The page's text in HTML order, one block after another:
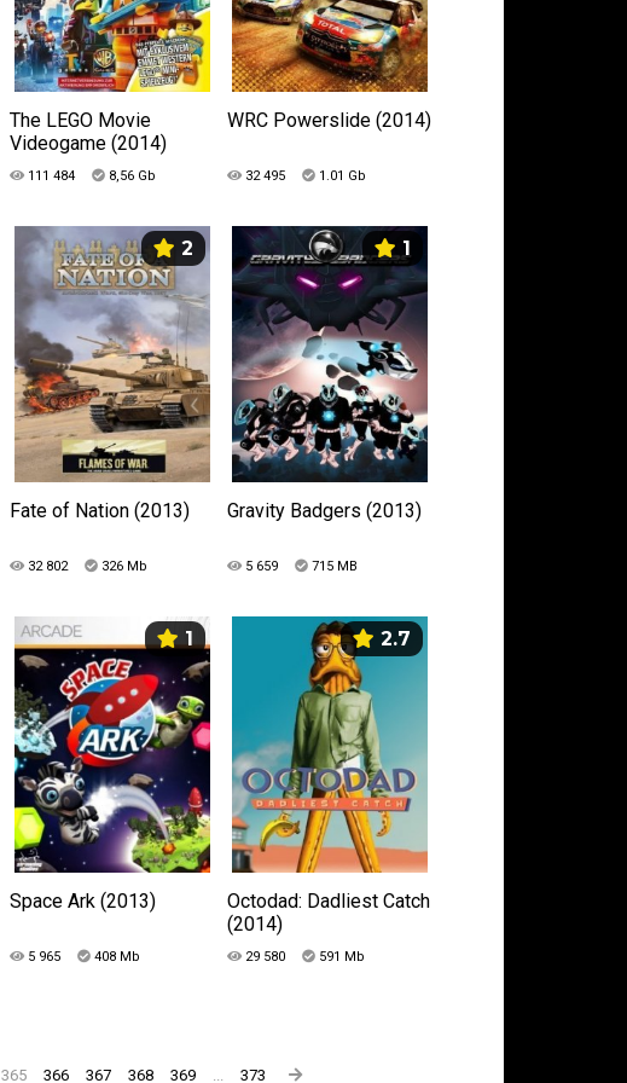
The LEGO Movie
Videogame (2014)
111 484 8,56 Gb
WRC Powerslide (2014)
32 495 1.01 Gb
2
Fate of Nation (2013)
32 802 326 Mb
1
Gravity Badgers (2013)
5 659 715 MB
1
Space Ark (2013)
5 965 408 Mb
2.7
Octodad: Dadliest Catch
(2014)
29 580 591 Mb
365 366 367 368 369 ... 373